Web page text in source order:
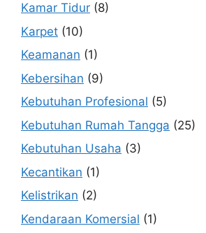
Kamar Tidur (8)
Karpet (10)
Keamanan (1)
Kebersihan (9)
Kebutuhan Profesional (5)
Kebutuhan Rumah Tangga (25)
Kebutuhan Usaha (3)
Kecantikan (1)
Kelistrikan (2)
Kendaraan Komersial (1)